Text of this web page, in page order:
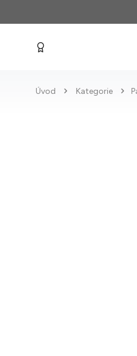
Úvod Kategorie